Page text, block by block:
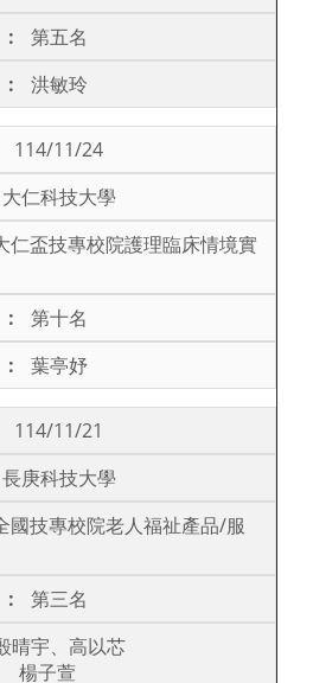
第五名
洪敏玲
114/11/24
大仁科技大學
仁盃技專校院護理臨床情境實
第十名
葉亭妤
114/11/21
長庚科技大學
國技專校院老人福祉產品/服
第三名
晴宇、高以芯
楊子萱